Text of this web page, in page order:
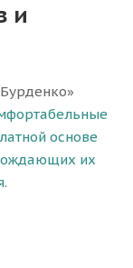
и
основе
их
.